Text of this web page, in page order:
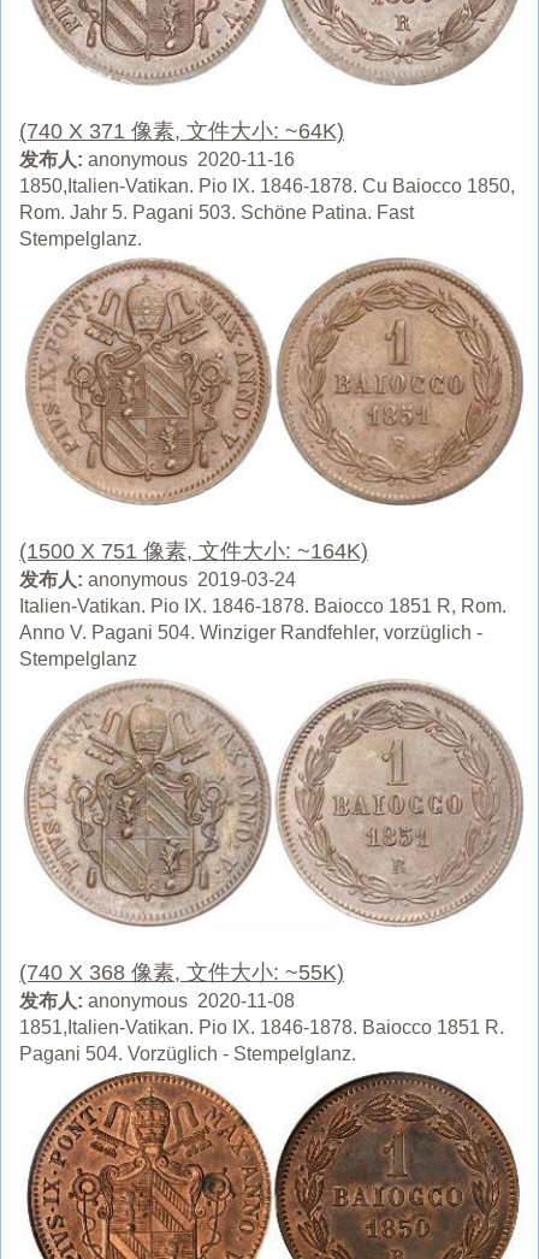
(740 X 371 像素, 文件大小: ~64K)
发布人: anonymous 2020-11-16
1850,Italien-Vatikan. Pio IX. 1846-1878. Cu Baiocco 1850,
Rom. Jahr 5. Pagani 503. Schöne Patina. Fast
Stempelglanz.
(1500 X 751 像素, 文件大小: ~164K)
发布人: anonymous 2019-03-24
Italien-Vatikan. Pio IX. 1846-1878. Baiocco 1851 R, Rom.
Anno V. Pagani 504. Winziger Randfehler, vorzüglich -
Stempelglanz
(740 X 368 像素, 文件大小: ~55K)
发布人: anonymous 2020-11-08
1851,Italien-Vatikan. Pio IX. 1846-1878. Baiocco 1851 R.
Pagani 504. Vorzüglich - Stempelglanz.